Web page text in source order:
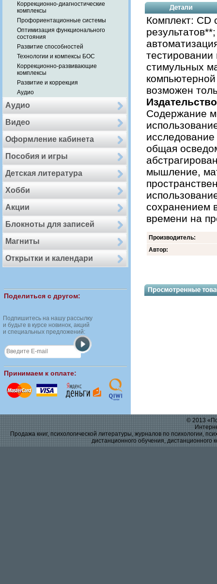
Коррекционно-диагностические
комплексы
Профориентационные системы
Оптимизация функционального
состояния
Развитие способностей
Технологии и компексы БОС
Коррекционно-развивающие
комплексы
Развитие и коррекция
Аудио
Аудио
Видео
Оформление кабинета
Пособия и игры
Детская литература
Хобби
Акции
Блокноты для записей
Магниты
Открытки и календари
Поделиться с другом:
Подпишитесь на нашу рассылку
и будьте в курсе новинок, акций
и специальных предложений:
Принимаем к оплате:
Комплект: СD
стимульных
возможен
Содержание
общая
мышление,
сохранением
времени на
Производитель:
Автор:
© 2013
Продажа книг, психологической литературы, журналов по психологии,
дистанционного обучения, дистанционного